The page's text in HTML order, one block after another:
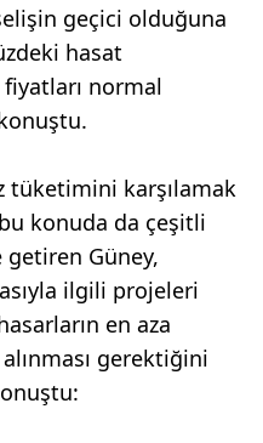
geçici olduğuna
hasat
normal
tüketimini karşılamak
konuda da çeşitli
getiren Güney,
ilgili projeleri
en aza
gerektiğini